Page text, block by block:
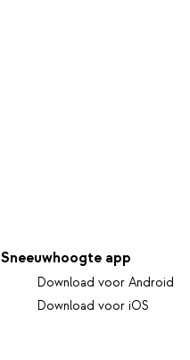
Sneeuwhoogte app
Download voor Android
Download voor iOS